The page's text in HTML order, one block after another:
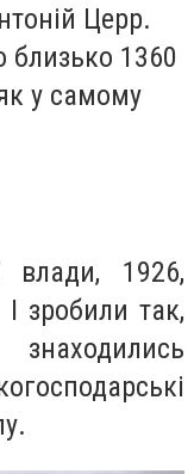
Церр.
близько 1360
у самому
влади, 1926,
зробили так,